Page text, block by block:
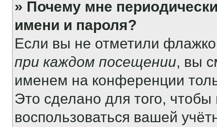
» Почему мне
имени и пароля?
Если вы не отметили
при каждом посещении, вы
именем на конференции
Это сделано для того, чтобы
воспользоваться вашей